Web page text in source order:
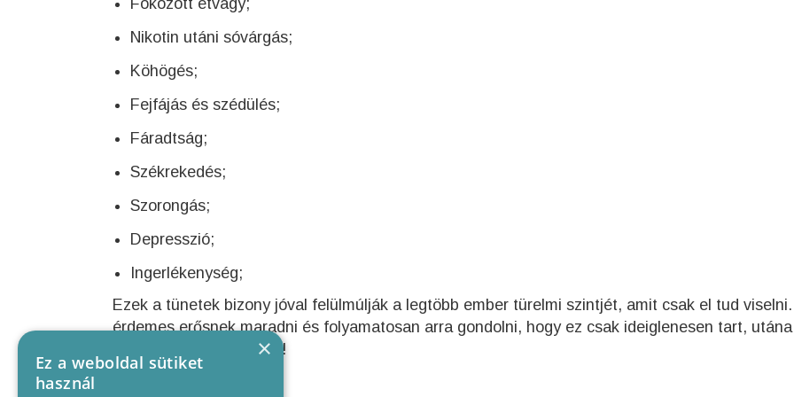
Fokozott étvágy;
Nikotin utáni sóvárgás;
Köhögés;
Fejfájás és szédülés;
Fáradtság;
Székrekedés;
Szorongás;
Depresszió;
Ingerlékenység;
Ezek a tünetek bizony jóval felülmúlják a legtöbb ember türelmi szintjét, amit csak el tud
érdemes erősnek maradni és folyamatosan arra gondolni, hogy ez csak ideiglenesen tart, utána
minden sokkal jobb lesz!
×
Ez a weboldal sütiket
használ